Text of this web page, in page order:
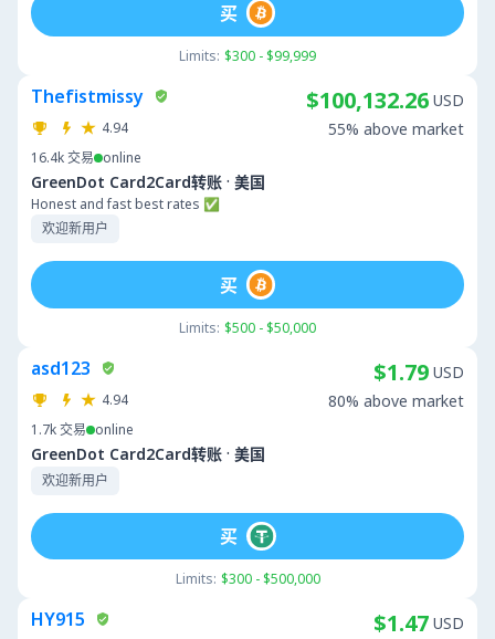
Limits: $300 - $99,999
买
Thefistmissy
4.94
16.4k交易 online
GreenDot Card2Card转账 · 美国
Honest and fast best rates ✅
欢迎新用户
$100,132.26 USD
55% above market
Limits: $500 - $50,000
买
asd123
4.94
1.7k交易 online
GreenDot Card2Card转账 · 美国
欢迎新用户
$1.79 USD
80% above market
Limits: $300 - $500,000
买
HY915 $1.47 USD